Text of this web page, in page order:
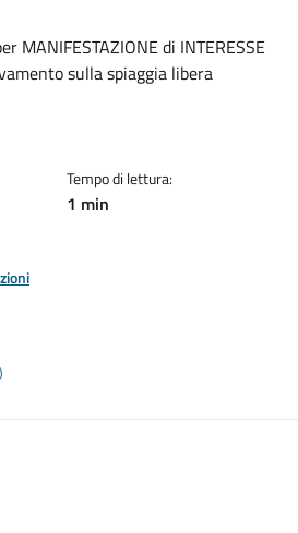
MANIFESTAZIONE di INTERESSE
sulla spiaggia libera
Tempo di lettura:
1 min